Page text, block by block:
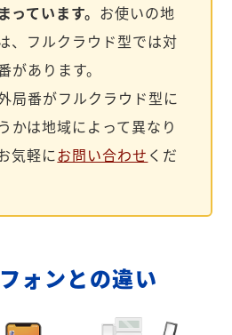
ています。 お使いの地
、フルクラウド型では対
があります。
局番がフルクラウド型に
かは地域によって異なり
気軽にお問い合わせ くだ
ォンとの違い